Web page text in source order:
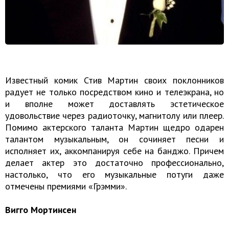
Известный комик Стив Мартин своих поклонников
радует не только посредством кино и телеэкрана, но
и вполне может доставлять эстетическое
удовольствие через радиоточку, магнитолу или плеер.
Помимо актерского таланта Мартин щедро одарен
талантом музыкальным, он сочиняет песни и
исполняет их, аккомпанируя себе на банджо. Причем
делает актер это достаточно профессионально,
настолько, что его музыкальные потуги даже
отмечены премиями «Грэмми».
Вигго Мортинсен